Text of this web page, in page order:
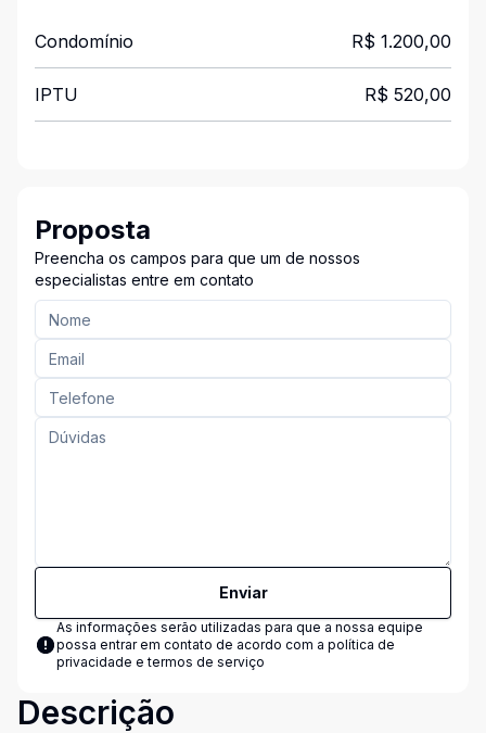
Condomínio R$ 1.200,00
IPTU R$ 520,00
Proposta
Preencha os campos para que um de nossos
especialistas entre em contato
Enviar
As informações serão utilizadas para que a nossa equipe
possa entrar em contato de acordo com a política de
privacidade e termos de serviço
Descrição